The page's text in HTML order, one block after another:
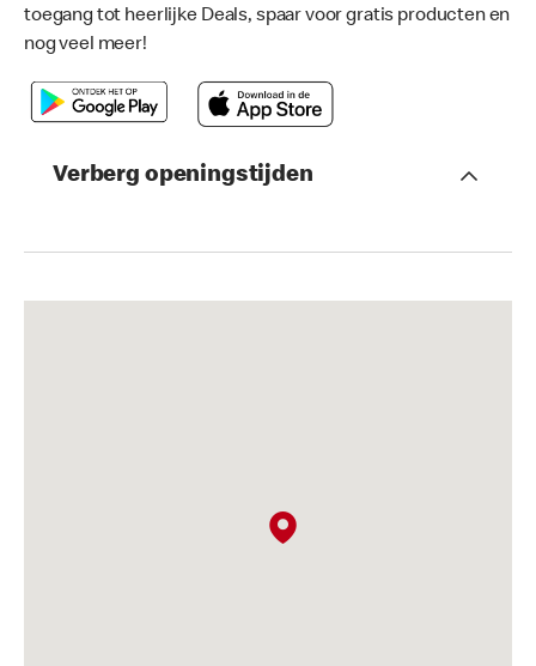
toegang tot heerlijke Deals, spaar voor gratis producten en
nog veel meer!
Verberg openingstijden